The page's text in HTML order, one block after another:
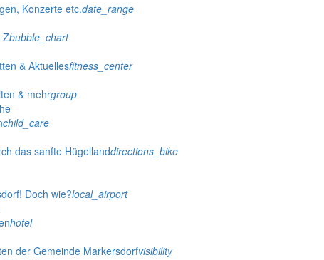
Konzerte etc.date_range
Zbubble_chart
& Aktuellesfitness_center
& mehrgroup
child_care
das sanfte Hügellanddirections_bike
Doch wie?local_airport
hotel
der Gemeinde Markersdorfvisibility